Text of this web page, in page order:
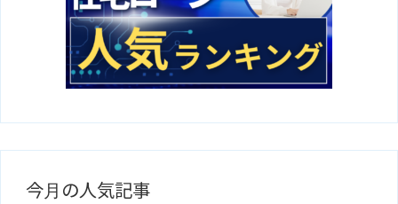
今月の人気記事